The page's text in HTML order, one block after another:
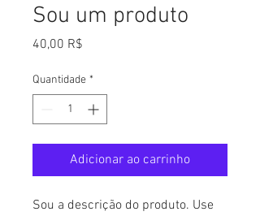
Sou um produto
40,00 R$
Quantidade *
Adicionar ao carrinho
Sou a descrição do produto. Use